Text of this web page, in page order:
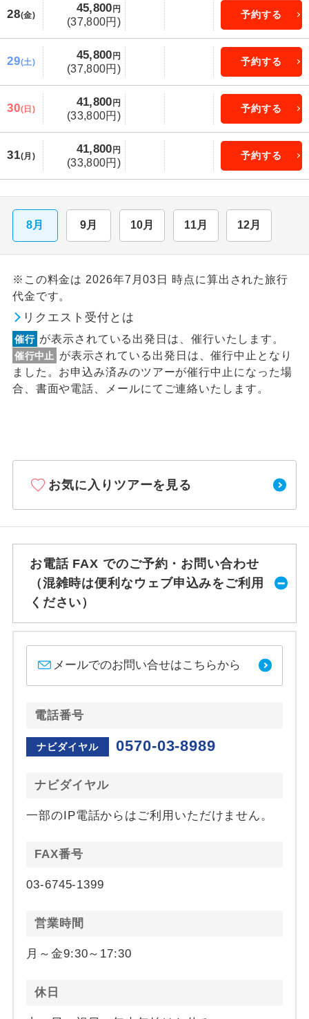
28(金)
45,800 円
(37,800円)
予約する
29(土)
45,800 円
(37,800円)
予約する
30(日)
41,800 円
(33,800円)
予約する
31(月)
41,800 円
(33,800円)
予約する
8月 9月 10月 11月 12月
※この料金は 2026年7月03日 時点に算出された旅行
代金です。
リクエスト受付とは
催行 が表示されている出発日は、催行いたします。
催行中止
が表示されている出発日は、催行中止となり
ました。お申込み済みのツアーが催行中止になった場
合、書面や電話、メールにてご連絡いたします。
お気に入りツアーを見る
お電話 FAX でのご予約・お問い合わせ
（混雑時は便利なウェブ申込みをご利用
ください）
メールでのお問い合せはこちらから
電話番号
ナビダイヤル 0570-03-8989
ナビダイヤル
一部のIP電話からはご利用いただけません。
FAX番号
03-6745-1399
営業時間
月～金9:30～17:30
休日